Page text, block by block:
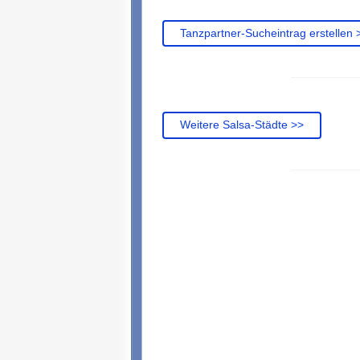
Tanzpartner-Sucheintrag erstellen
Weitere Salsa-Städte >>